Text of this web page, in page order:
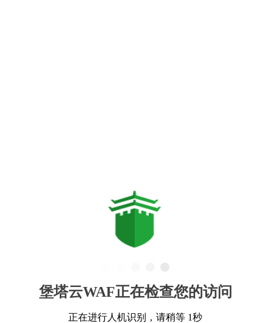
堡塔云WAF正在检查您的访问
正在进行人机识别，请稍等 1秒